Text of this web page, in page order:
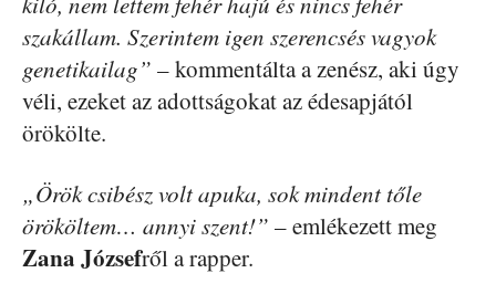
szakállam. Szerintem igen szerencsés vagyok
genetikailag” – kommentálta a zenész, aki úgy
véli, ezeket az adottságokat az édesapjától
örökölte.
„Örök csibész volt apuka, sok mindent tőle
örököltem… annyi szent!” – emlékezett meg
Zana Józsefről a rapper.